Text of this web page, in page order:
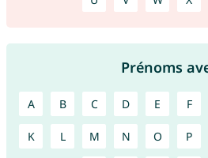
Prénoms
A B C D E F
K L M N O P